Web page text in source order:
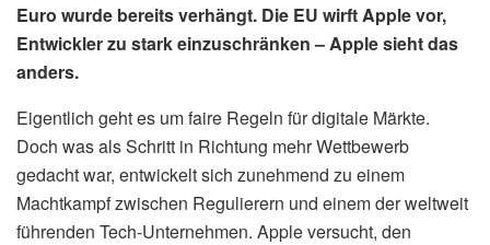
Euro wurde bereits verhängt. Die EU wirft Apple vor,
Entwickler zu stark einzuschränken – Apple sieht das
anders.
Eigentlich geht es um faire Regeln für digitale Märkte.
Doch was als Schritt in Richtung mehr Wettbewerb
gedacht war, entwickelt sich zunehmend zu einem
Machtkampf zwischen Regulierern und einem der weltweit
führenden Tech-Unternehmen. Apple versucht, den